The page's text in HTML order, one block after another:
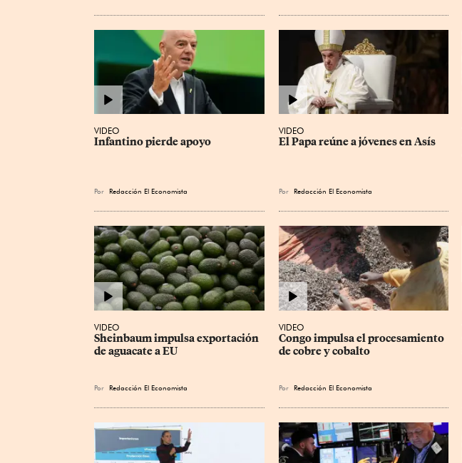
VIDEO
Infantino pierde apoyo
Por Redacción El Economista
VIDEO
El Papa reúne a jóvenes en Asís
Por Redacción El Economista
VIDEO
Sheinbaum impulsa exportación
de aguacate a EU
Por Redacción El Economista
VIDEO
Congo impulsa el procesamiento
de cobre y cobalto
Por Redacción El Economista